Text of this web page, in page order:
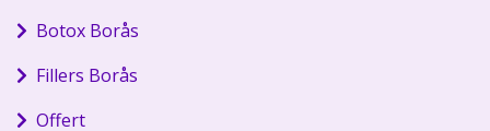
Botox Borås
Fillers Borås
Offert